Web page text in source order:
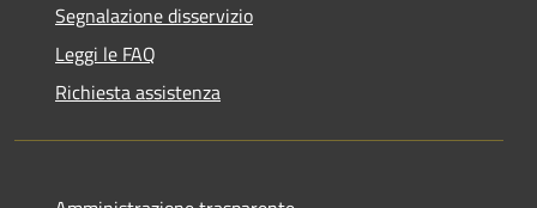
Segnalazione disservizio
Leggi le FAQ
Richiesta assistenza